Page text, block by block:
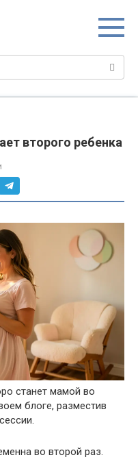
второго ребенка
станет мамой во
блоге, разместив
во второй раз.